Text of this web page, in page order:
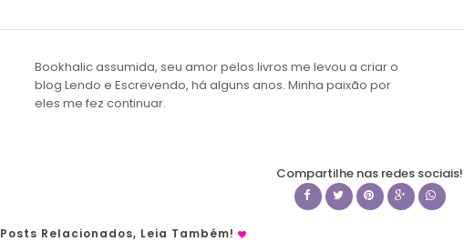
Bookhalic assumida, seu amor pelos livros me levou a criar o
blog Lendo e Escrevendo, há alguns anos. Minha paixão por
eles me fez continuar.
Compartilhe nas redes sociais!
Posts Relacionados, Leia Também!